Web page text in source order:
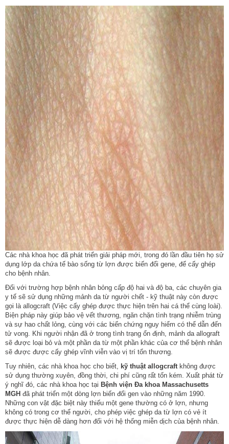
Các nhà khoa học đã phát triển giải pháp mới, trong đó lần đầu tiên họ sử
dụng lớp da chứa tế bào sống từ lợn được biến đổi gene, để cấy ghép
cho bệnh nhân.
Đối với trường hợp bệnh nhân bỏng cấp độ hai và độ ba, các chuyên gia
y tế sẽ sử dụng những mảnh da từ người chết - kỹ thuật này còn được
gọi là allogcraft (Việc cấy ghép được thực hiện trên hai cá thể cùng loài).
Biện pháp này giúp bảo vệ vết thương, ngăn chặn tình trạng nhiễm trùng
và sự hao chất lỏng, cùng với các biến chứng nguy hiểm có thể dẫn đến
tử vong. Khi người nhận đã ở trong tình trạng ổn định, mảnh da allograft
sẽ được loại bỏ và một phần da từ một phần khác của cơ thể bệnh nhân
sẽ được được cấy ghép vĩnh viễn vào vị trí tổn thương.
Tuy nhiên, các nhà khoa học cho biết, kỹ thuật allogcraft không được
sử dụng thường xuyên, đồng thời, chi phí cũng rất tốn kém. Xuất phát từ
ý nghĩ đó, các nhà khoa học tại Bệnh viện Đa khoa Massachusetts
MGH đã phát triển một dòng lợn biến đổi gen vào những năm 1990.
Những con vật đặc biệt này thiếu một gene thường có ở lợn, nhưng
không có trong cơ thể người, cho phép việc ghép da từ lợn có vẻ ít
được thực hiện dễ dàng hơn đối với hệ thống miễn dịch của bệnh nhân.